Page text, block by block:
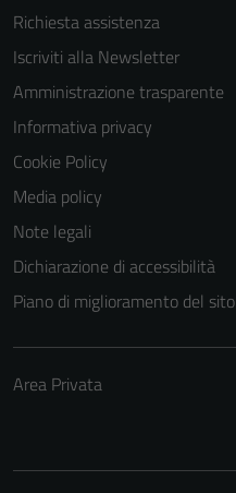
Richiesta assistenza
Iscriviti alla Newsletter
Amministrazione trasparente
Informativa privacy
Cookie Policy
Media policy
Note legali
Dichiarazione di accessibilità
Piano di miglioramento del sito
Area Privata